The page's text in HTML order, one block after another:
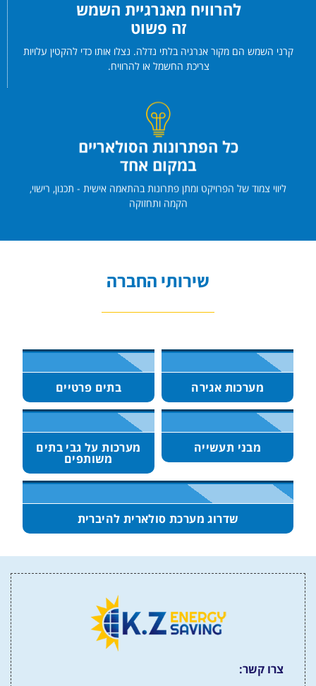
להרוויח מאנרגיית השמש
זה פשוט
קרני השמש הם מקור אנרגיה בלתי נדלה. נצלו אותו כדי להקטין עלויות
צריכת החשמל או להרוויח.
כל הפתרונות הסולאריים
במקום אחד
ליווי צמוד של הפרויקט ומתן פתרונות בהתאמה אישית - תכנון, רישוי,
הקמה ותחזוקה
שירותי החברה
מערכות אגירה בתים פרטיים
מבני תעשייה מערכות על גבי בתים
משותפים
שדרוג מערכת סולארית להיברית
צרו קשר: